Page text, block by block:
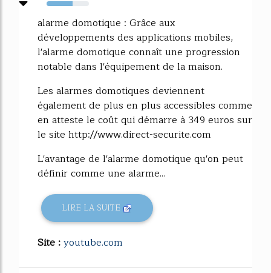
61%
alarme domotique : Grâce aux
développements des applications mobiles,
l'alarme domotique connaît une progression
notable dans l'équipement de la maison.
Les alarmes domotiques deviennent
également de plus en plus accessibles comme
en atteste le coût qui démarre à 349 euros sur
le site http://www.direct-securite.com
L'avantage de l'alarme domotique qu'on peut
définir comme une alarme...
LIRE LA SUITE
Site :youtube.com